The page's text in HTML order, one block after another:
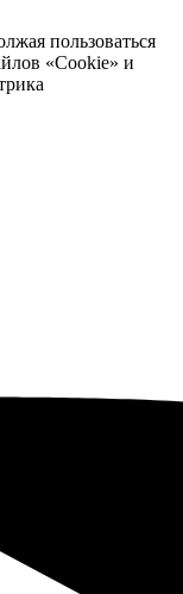
пользоваться
«Cookie» и